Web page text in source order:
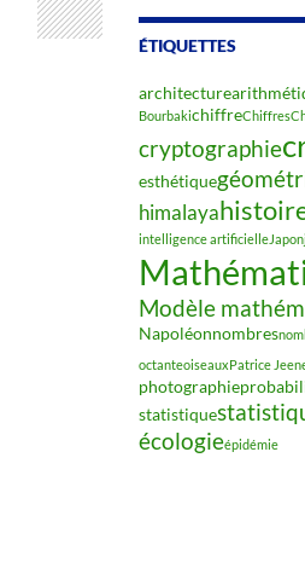
ÉTIQUETTES
architecture
BourbakichiffreChiffres
cryptographie
esthétique
himalaya
intelligence artificielleJapon
Modèle
Napoléonnombres
octanteoiseauxPatrice
photographie
statistique
écologieépidémie